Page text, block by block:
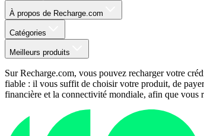
À propos de Recharge.com
Catégories
Meilleurs produits
Sur Recharge.com, vous pouvez recharger votre
fiable : il vous suffit de choisir votre produit, de
financière et la connectivité mondiale, afin que vous